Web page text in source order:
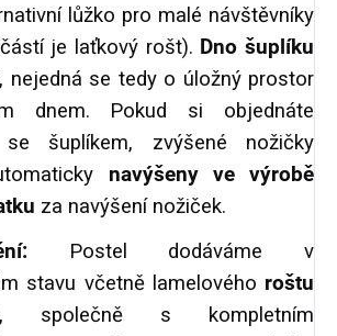
lůžko pro malé návštěvníky
je laťkový rošt). Dno šuplíku
, nejedná se tedy o úložný prostor
dnem. Pokud si objednáte
šuplíkem, zvýšené nožičky
navýšeny ve výrobě
za navýšení nožiček.
Postel dodáváme v
stavu včetně lamelového roštu
, společně s kompletním